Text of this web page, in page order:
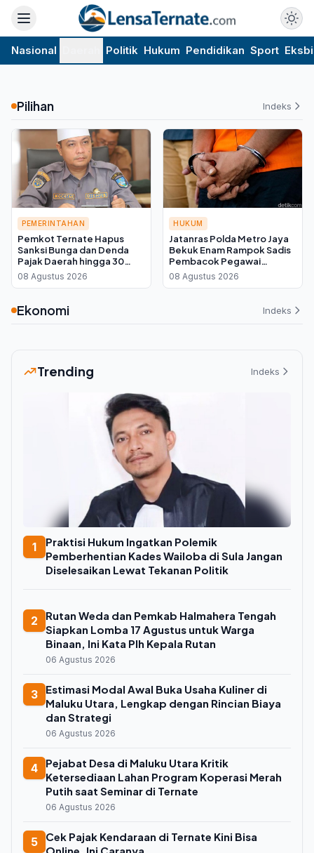
Nasional Politik Hukum Pendidikan Sport
Pilihan Indeks
PEMERINTAHAN
Pemkot Ternate Hapus
Sanksi Bunga dan Denda
Pajak Daerah hingga 30
September 2026, Cukup
Bayar Pokok
08 Agustus 2026
HUKUM
Jatanras Polda Metro Jaya
Bekuk Enam Rampok Sadis
Pembacok Pegawai
Koperasi di Cibitung
08 Agustus 2026
Ekonomi Indeks
Trending Indeks
1
Praktisi Hukum Ingatkan Polemik
Pemberhentian Kades Wailoba di Sula Jangan
Diselesaikan Lewat Tekanan Politik
2
Rutan Weda dan Pemkab Halmahera Tengah
Siapkan Lomba 17 Agustus untuk Warga
Binaan, Ini Kata Plh Kepala Rutan
06 Agustus 2026
3
Estimasi Modal Awal Buka Usaha Kuliner di
Maluku Utara, Lengkap dengan Rincian Biaya
dan Strategi
06 Agustus 2026
4
Pejabat Desa di Maluku Utara Kritik
Ketersediaan Lahan Program Koperasi Merah
Putih saat Seminar di Ternate
06 Agustus 2026
5
Cek Pajak Kendaraan di Ternate Kini Bisa